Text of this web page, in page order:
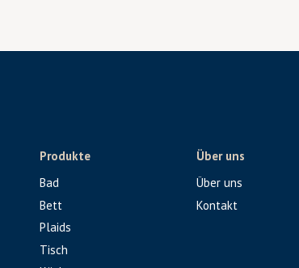
Produkte
Bad
Bett
Plaids
Tisch
Über uns
Über uns
Kontakt